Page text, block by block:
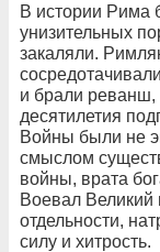
В истории Рима
унизительных
закаляли.
и брали реванш,
десятилетия
Войны были не
смыслом
войны, врата
Воевал Великий
отдельности,
силу и хитрость.